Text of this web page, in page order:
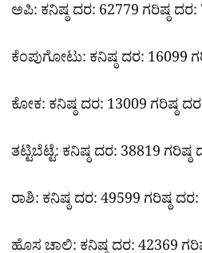
ಅಪಿ: ಕನಿಷ್ಠ ದರ: 62779 ಗರಿಷ್ಠ ದರ:
ಕೆಂಪುಗೋಟು: ಕನಿಷ್ಠ ದರ: 16099
ಕೋಕ: ಕನಿಷ್ಠ ದರ: 13009 ಗರಿಷ್ಠ
ತಟ್ಟಿಬೆಟ್ಟೆ: ಕನಿಷ್ಠ ದರ: 38819 ಗರಿಷ್ಠ
ರಾಶಿ: ಕನಿಷ್ಠ ದರ: 49599 ಗರಿಷ್ಠ